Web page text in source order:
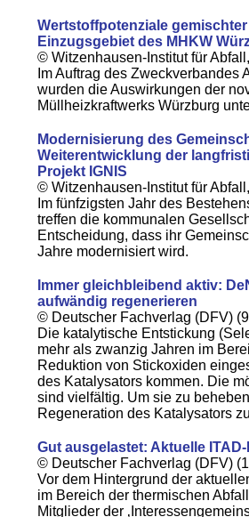
Wertstoffpotenziale
Einzugsgebiet des MHKW
© Witzenhausen-Institut für
Im Auftrag des Zweckverbandes
wurden die Auswirkungen der
Müllheizkraftwerks Würzburg
Modernisierung des
Weiterentwicklung der
Projekt IGNIS
© Witzenhausen-Institut für
Im fünfzigsten Jahr des
treffen die kommunalen
Entscheidung, dass ihr
Jahre modernisiert wird.
Immer gleichbleibend aktiv:
aufwändig regenerieren
© Deutscher Fachverlag (DFV)
Die katalytische Entstickung
mehr als zwanzig Jahren im
Reduktion von Stickoxiden
des Katalysators kommen. Die
sind vielfältig. Um sie zu
Regeneration des Katalysators
Gut ausgelastet: Aktuelle
© Deutscher Fachverlag (DFV)
Vor dem Hintergrund der
im Bereich der thermischen
Mitglieder der